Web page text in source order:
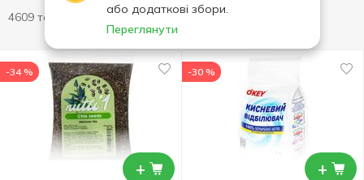
або додаткові збори.
Переглянути
4609 товарів
+
-34 %
+
-30 %